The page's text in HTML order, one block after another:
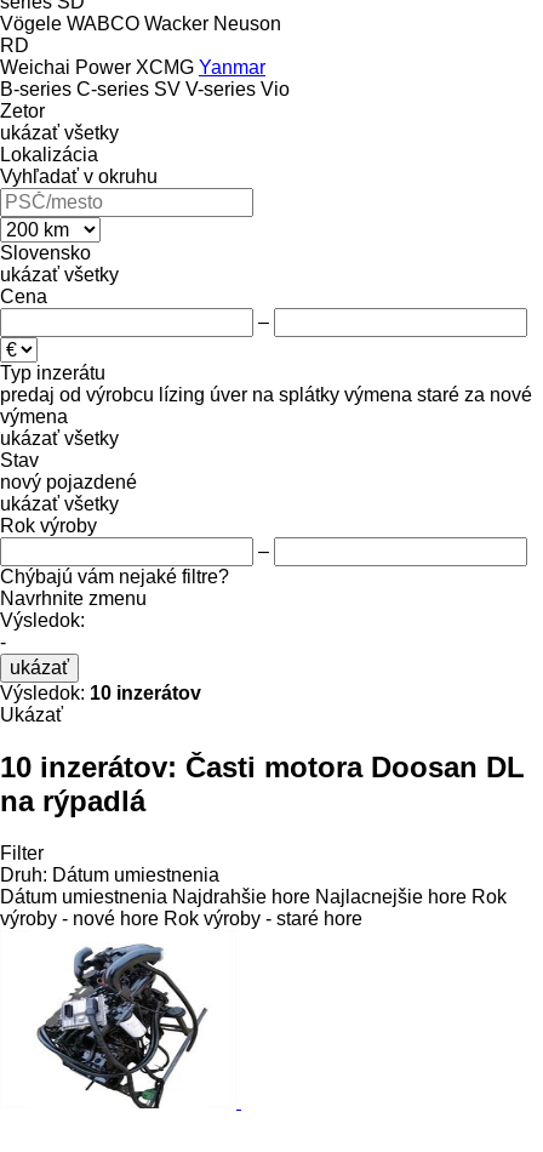
Vögele WABCO Wacker Neuson
RD
Weichai Power XCMG Yanmar
B-series C-series SV V-series Vio
Zetor
ukázať všetky
Lokalizácia
Vyhľadať v okruhu
Slovensko
ukázať všetky
Cena
–
Typ inzerátu
predaj od výrobcu lízing úver na splátky výmena staré za nové
výmena
ukázať všetky
Stav
nový pojazdené
ukázať všetky
Rok výroby
–
Chýbajú vám nejaké filtre?
Navrhnite zmenu
Výsledok:
-
ukázať
Výsledok: 10 inzerátov
Ukázať
10 inzerátov: Časti motora Doosan DL
na rýpadlá
Filter
Druh: Dátum umiestnenia
Dátum umiestnenia Najdrahšie hore Najlacnejšie hore Rok
výroby - nové hore Rok výroby - staré hore